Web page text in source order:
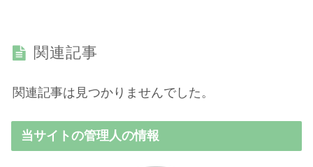
関連記事
関連記事は見つかりませんでした。
当サイトの管理人の情報